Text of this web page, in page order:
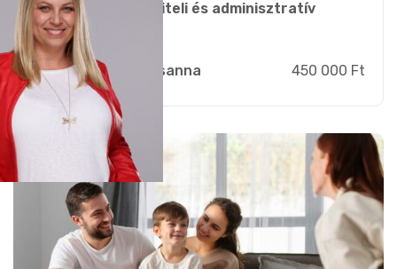
megteremtő ügyviteli és adminisztratív
folyamatok...
Zsebi Zsuzsanna 450 000 Ft